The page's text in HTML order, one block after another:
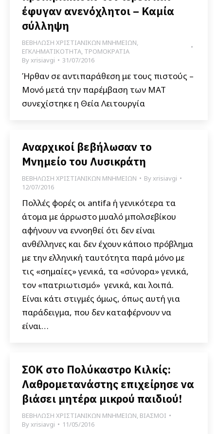
έφυγαν ανενόχλητοι – Καμία
σύλληψη
ΒΕΒΗΛΩΣΗ ΧΡΙΣΤΙΑΝΙΚΩΝ ΜΝΗΜΕΙΩΝ,
ΕΓΚΛΗΜΑΤΙΚΟΤΗΤΑ, ΤΡΟΜΟΚΡΑΤΙΑ
Byxrisiavgi 31/07/2016
Ήρθαν σε αντιπαράθεση με τους πιστούς –
Μονό μετά την παρέμβαση των ΜΑΤ
συνεχίστηκε η Θεία Λειτουργία
Αναρχικοί βεβήλωσαν το
Μνημείο του Λυσικράτη
ΒΕΒΗΛΩΣΗ ΧΡΙΣΤΙΑΝΙΚΩΝ ΜΝΗΜΕΙΩΝ Byxrisiavgi
12/07/2016
Πολλές φορές οι antifa ή γενικότερα τα
άτομα με άρρωστο μυαλό μπολσεβίκου
αφήνουν να εννοηθεί ότι δεν είναι
ανθέλληνες και δεν έχουν κάποιο πρόβλημα
με την ελληνική ταυτότητα παρά μόνο με
τις «σημαίες» γενικά, τα «σύνορα» γενικά,
τον «πατριωτισμό» γενικά, και λοιπά.
Είναι κάτι στιγμές όμως, όπως αυτή για
παράδειγμα, που δεν καταφέρνουν να
είναι…
ΣΟΚ στο Πολύκαστρο Κιλκίς:
Λαθρομετανάστης επιχείρησε να
βιάσει μητέρα μικρού παιδιού!
ΒΕΒΗΛΩΣΗ ΧΡΙΣΤΙΑΝΙΚΩΝ ΜΝΗΜΕΙΩΝ, ΒΙΑΣΜΟΙ
Byxrisiavgi 11/05/2016